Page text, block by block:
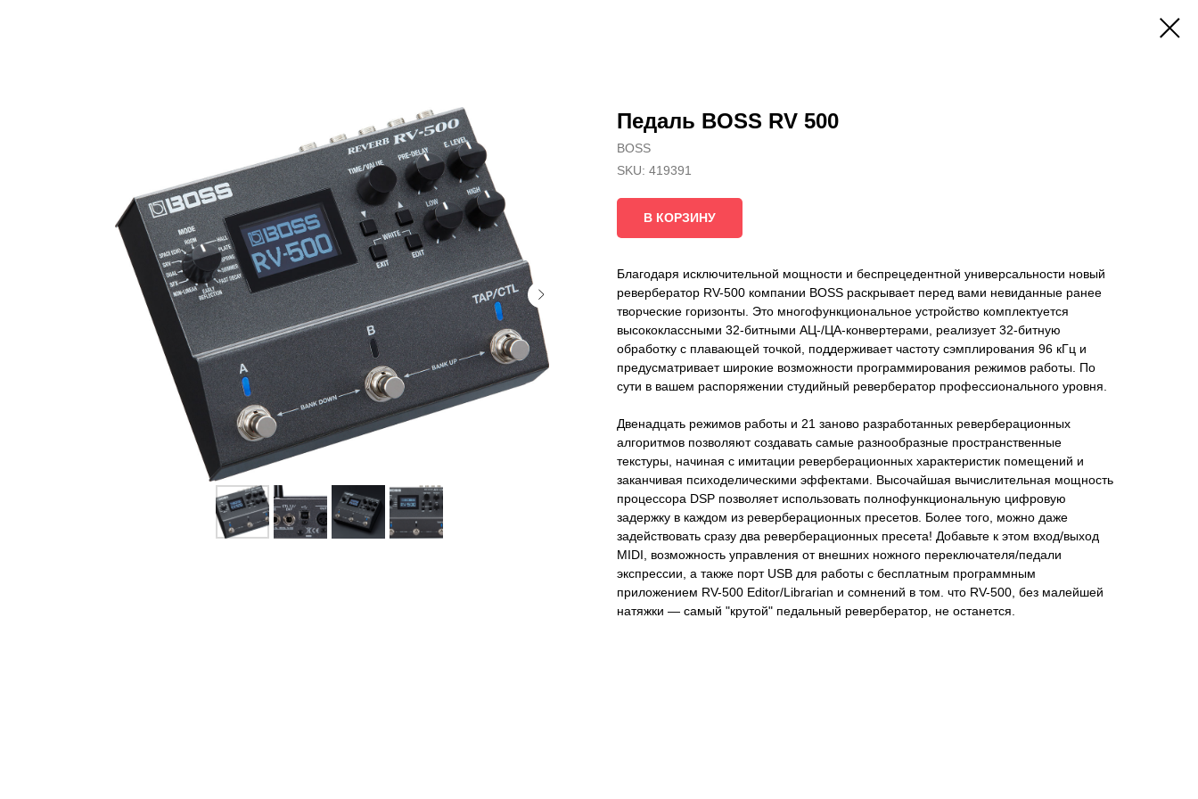
Педаль BOSS RV 500
BOSS
SKU: 419391
В КОРЗИНУ
Благодаря исключительной мощности и беспрецедентной универсальности новый
ревербератор RV-500 компании BOSS раскрывает перед вами невиданные ранее
творческие горизонты. Это многофункциональное устройство комплектуется
высококлассными 32-битными АЦ-/ЦА-конвертерами, реализует 32-битную
обработку с плавающей точкой, поддерживает частоту сэмплирования 96 кГц и
предусматривает широкие возможности программирования режимов работы. По
сути в вашем распоряжении студийный ревербератор профессионального уровня.
Двенадцать режимов работы и 21 заново разработанных реверберационных
алгоритмов позволяют создавать самые разнообразные пространственные
текстуры, начиная с имитации реверберационных характеристик помещений и
заканчивая психоделическими эффектами. Высочайшая вычислительная мощность
процессора DSP позволяет использовать полнофункциональную цифровую
задержку в каждом из реверберационных пресетов. Более того, можно даже
задействовать сразу два реверберационных пресета! Добавьте к этом вход/выход
MIDI, возможность управления от внешних ножного переключателя/педали
экспрессии, а также порт USB для работы с бесплатным программным
приложением RV-500 Editor/Librarian и сомнений в том. что RV-500, без малейшей
натяжки — самый "крутой" педальный ревербератор, не останется.